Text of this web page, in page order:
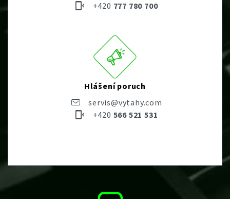
+420 777 780 700
Hlášení poruch
servis@vytahy.com
+420 566 521 531